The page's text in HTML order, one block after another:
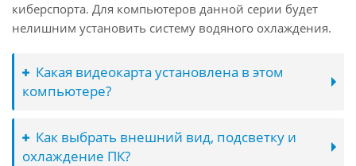
киберспорта. Для компьютеров данной серии будет
нелишним установить систему водяного охлаждения.
Какая видеокарта установлена в этом
компьютере?
Как выбрать внешний вид, подсветку и
охлаждение ПК?